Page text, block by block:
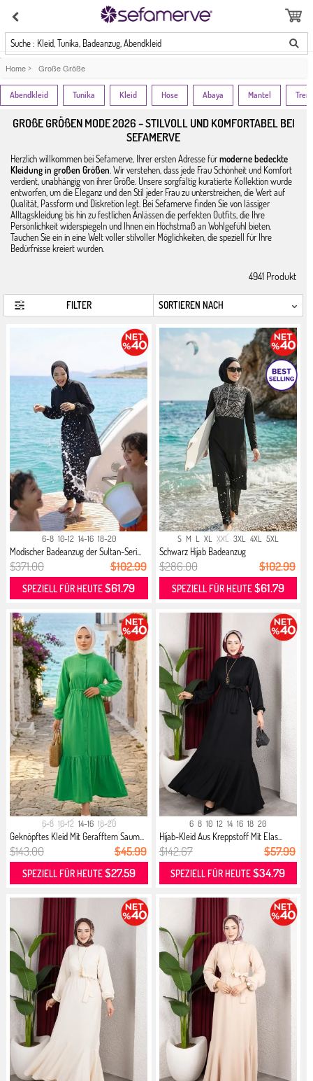
Suche : Kleid, Tunika, Badeanzug, Abendkleid
Home > Große Größe
Abendkleid Tunika Kleid Hose Abaya Mantel
GROßE GRÖßEN MODE 2026 – STILVOLL UND KOMFORTABEL BEI
SEFAMERVE
Herzlich willkommen bei Sefamerve, Ihrer ersten Adresse fürmoderne bedeckte
Kleidung in großen Größen. Wir verstehen, dass jede Frau Schönheit und Komfort
verdient, unabhängig von ihrer Größe. Unsere sorgfältig kuratierte Kollektion wurde
entworfen, um die Eleganz und den Stil jeder Frau zu unterstreichen, die Wert auf
Qualität, Passform und Diskretion legt. Bei Sefamerve finden Sie von lässiger
Alltagskleidung bis hin zu festlichen Anlässen die perfekten Outfits, die Ihre
Persönlichkeit widerspiegeln und Ihnen ein Höchstmaß an Wohlgefühl bieten.
Tauchen Sie ein in eine Welt voller stilvoller Möglichkeiten, die speziell für Ihre
Bedürfnisse kreiert wurden.
4941 Produkt
FILTER
6-8 10-12 14-16 18-20
Modischer Badeanzug der Sultan-Seri...
$371.00 $102.99
SPEZIELL FÜR HEUTE$61.79
S M L XL XXL 3XL 4XL 5XL
Schwarz Hijab Badeanzug
$286.00 $102.99
SPEZIELL FÜR HEUTE$61.79
6-8 10-12 14-16 18-20
Geknöpftes Kleid Mit Gerafftem Saum...
$143.00 $45.99
SPEZIELL FÜR HEUTE$27.59
6 8 10 12 14 16 18 20
Hijab-Kleid Aus Kreppstoff Mit Elas...
$142.67 $57.99
SPEZIELL FÜR HEUTE$34.79